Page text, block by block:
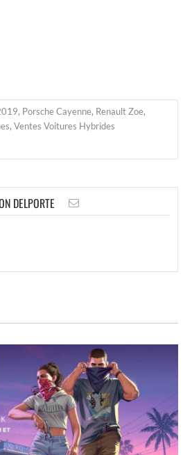
, Porsche Cayenne, Renault Zoe,
, Ventes Voitures Hybrides
DELPORTE